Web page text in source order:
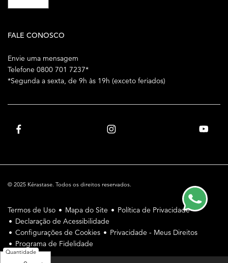
Quantidade
FALE CONOSCO
Envie uma mensagem
Telefone 0800 701 7237*
*Segunda a sexta, de 9h às 19h (exceto feriados)
© 2025 Kérastase. Todos os direitos reservados.
Termos de Uso Mapa do Site
Política de Privacidade
Declaração de Acessibilidade
Configurações de Cookies
Privacidade - Meus Direitos
Programa de Fidelidade